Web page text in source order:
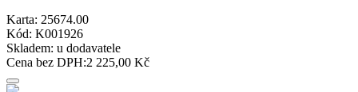
Karta: 25674.00
Kód: K001926
Skladem: u dodavatele
Cena bez DPH:2 225,00 Kč